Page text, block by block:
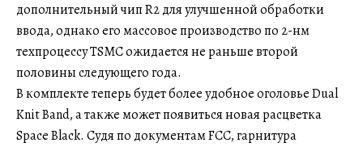
дополнительный чип R2 для улучшенной обработки
ввода, однако его массовое производство по 2-нм
техпроцессу TSMC ожидается не раньше второй
половины следующего года.
В комплекте теперь будет более удобное оголовье Dual
Knit Band, а также может появиться новая расцветка
Space Black. Судя по документам FCC, гарнитура